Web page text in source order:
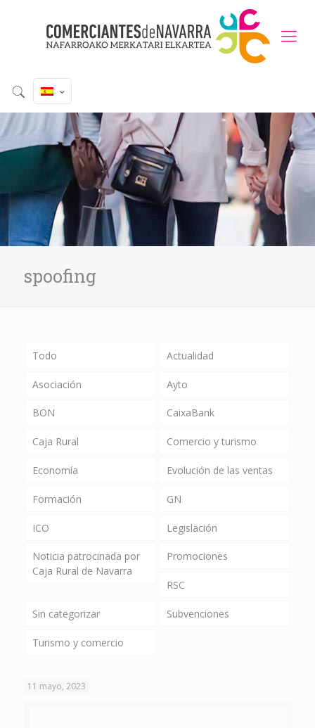
spoofing
Todo Actualidad
Asociación Ayto
BON CaixaBank
Caja Rural Comercio y turismo
Economía Evolución de las ventas
Formación GN
ICO Legislación
Noticia patrocinada por
Caja Rural de Navarra
Promociones
RSC
Sin categorizar Subvenciones
Turismo y comercio
11 mayo, 2023